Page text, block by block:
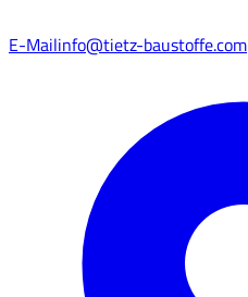
E-Mailinfo@tietz-baustoffe.com